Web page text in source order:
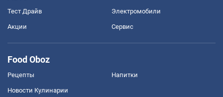
Тест Драйв Электромобили
Акции Сервис
Food Oboz
Рецепты Напитки
Новости Кулинарии